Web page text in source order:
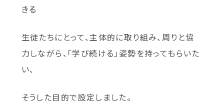
きる
生徒たちにとって、主体的に取り組み、周りと協
力しながら、「学び続ける」姿勢を持ってもらいた
い、
そうした目的で設定しました。